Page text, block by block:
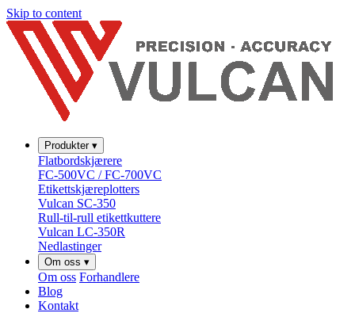
Skip to content
Produkter ▾
Flatbordskjærere
FC-500VC / FC-700VC
Etikettskjæreplotters
Vulcan SC-350
Rull-til-rull etikettkuttere
Vulcan LC-350R
Nedlastinger
Om oss ▾
Om oss Forhandlere
Blog
Kontakt